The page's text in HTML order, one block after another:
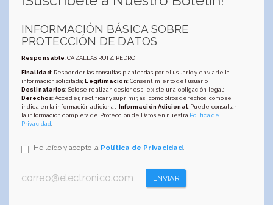
INFORMACIÓN BÁSICA SOBRE
PROTECCIÓN DE DATOS
Responsable: CAZALLAS RUIZ, PEDRO
Finalidad: Responder las consultas planteadas por el usuario y enviarle la
información solicitada;Legitimación: Consentimiento del usuario;
Destinatarios: Solo se realizan cesiones si existe una obligación legal;
Derechos: Acceder, rectificar y suprimir, así como otros derechos, como se
indica en la información adicional; Información Adicional: Puede consultar
la información completa de Protección de Datos en nuestra Política de
Privacidad
He leído y acepto la Política de Privacidad.
ENVIAR